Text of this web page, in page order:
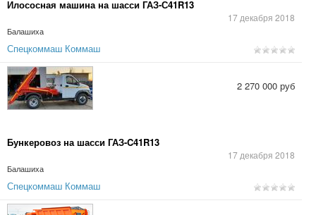
Илососная машина на шасси ГАЗ-С41R13
17 декабря 2018
Балашиха
Спецкоммаш Коммаш
Бункеровоз на шасси ГАЗ-C41R13
17 декабря 2018
Балашиха
2 270 000 руб
Спецкоммаш Коммаш